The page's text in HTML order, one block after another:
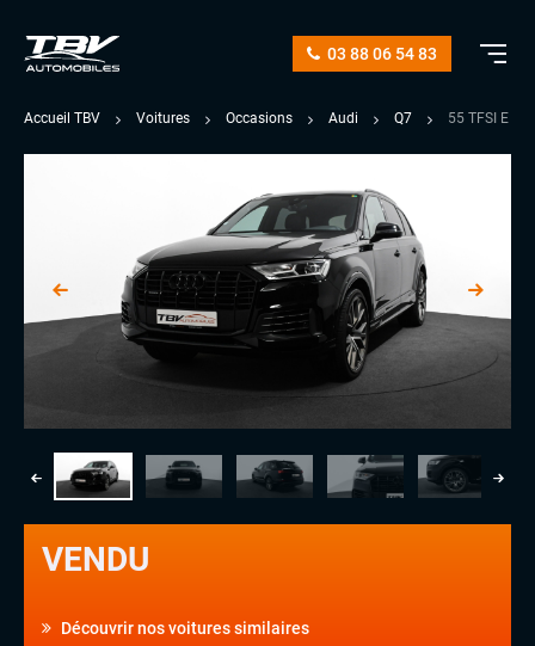
03 88 06 54 83
Accueil TBV Voitures Occasions Audi Q7 55 TFSI E
VENDU
Découvrir nos voitures similaires